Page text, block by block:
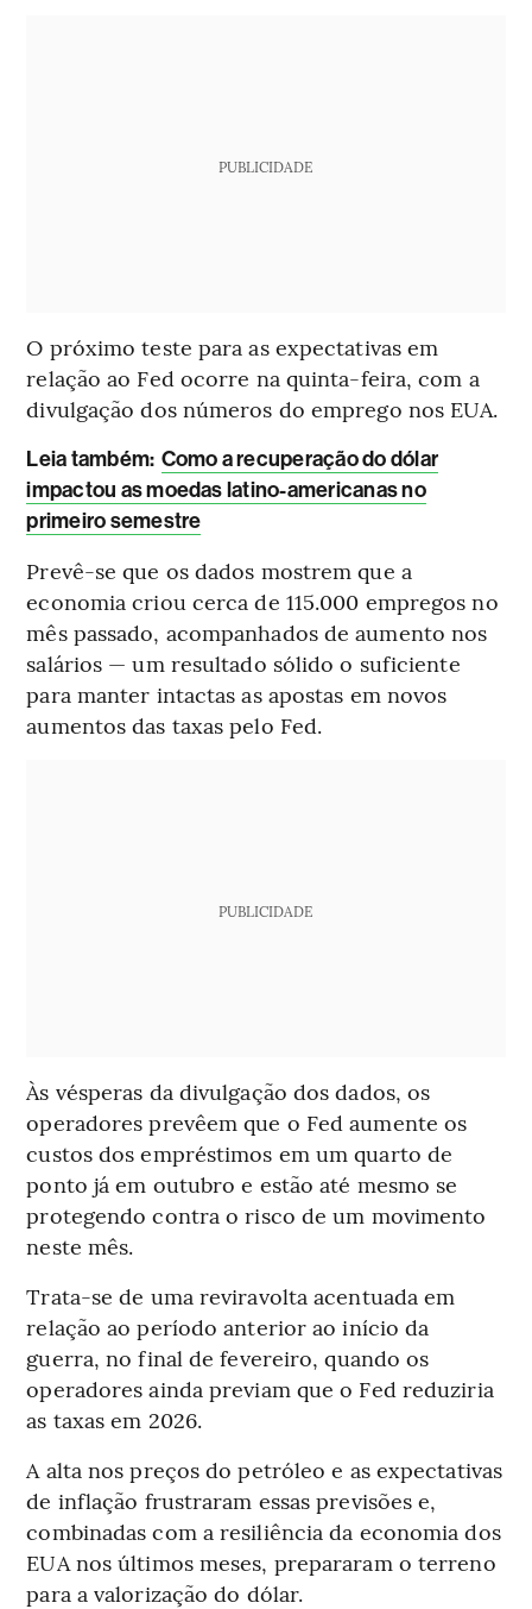
PUBLICIDADE
O próximo teste para as expectativas em
relação ao Fed ocorre na quinta-feira, com a
divulgação dos números do emprego nos EUA.
Leia também: Como a recuperação do dólar
impactou as moedas latino-americanas no
primeiro semestre
Prevê-se que os dados mostrem que a
economia criou cerca de 115.000 empregos no
mês passado, acompanhados de aumento nos
salários — um resultado sólido o suficiente
para manter intactas as apostas em novos
aumentos das taxas pelo Fed.
PUBLICIDADE
Às vésperas da divulgação dos dados, os
operadores prevêem que o Fed aumente os
custos dos empréstimos em um quarto de
ponto já em outubro e estão até mesmo se
protegendo contra o risco de um movimento
neste mês.
Trata-se de uma reviravolta acentuada em
relação ao período anterior ao início da
guerra, no final de fevereiro, quando os
operadores ainda previam que o Fed reduziria
as taxas em 2026.
A alta nos preços do petróleo e as expectativas
de inflação frustraram essas previsões e,
combinadas com a resiliência da economia dos
EUA nos últimos meses, prepararam o terreno
para a valorização do dólar.